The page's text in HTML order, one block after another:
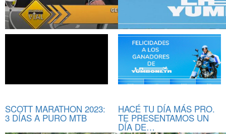
SCOTT MARATHON 2023:
3 DÍAS A PURO MTB
HACÉ TU DÍA MÁS PRO.
TE PRESENTAMOS UN
DÍA DE…